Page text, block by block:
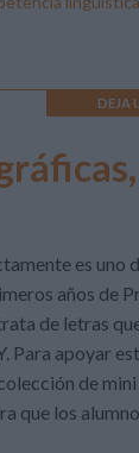
DEJA
es uno
años de
de letras
Para apoyar
de
que los